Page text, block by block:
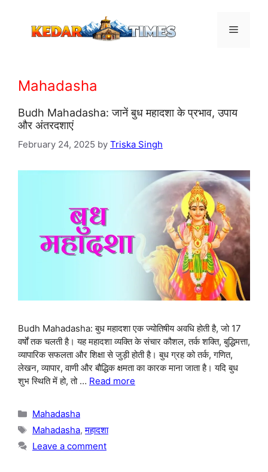
Menu
Mahadasha
Budh Mahadasha: जानें बुध महादशा के प्रभाव, उपाय
और अंतरदशाएं
February 24, 2025 by Triska Singh
Budh Mahadasha: बुध महादशा एक ज्योतिषीय अवधि होती है, जो 17
वर्षों तक चलती है। यह महादशा व्यक्ति के संचार कौशल, तर्क शक्ति, बुद्धिमत्ता,
व्यापारिक सफलता और शिक्षा से जुड़ी होती है। बुध ग्रह को तर्क, गणित,
लेखन, व्यापार, वाणी और बौद्धिक क्षमता का कारक माना जाता है। यदि बुध
शुभ स्थिति में हो, तो … Read more
Categories
Mahadasha
Tags
Mahadasha,महादशा
Leave a comment